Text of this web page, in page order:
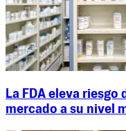
La FDA eleva
mercado a su nivel